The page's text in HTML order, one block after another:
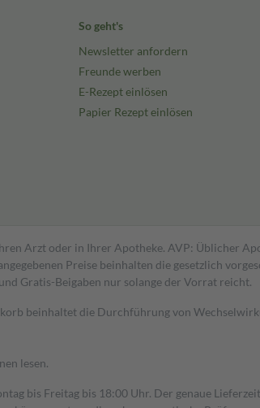
So geht's
Newsletter anfordern
Freunde werben
E-Rezept einlösen
Papier Rezept einlösen
Arzt oder in Ihrer Apotheke. AVP: Üblicher
Preise beinhalten die gesetzlich
Gratis-Beigaben nur solange der Vorrat reicht.
beinhaltet die Durchführung von
lesen.
bis Freitag bis 18:00 Uhr. Der genaue